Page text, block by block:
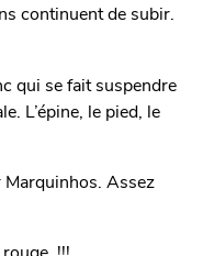
continuent de subir.
qui se fait suspendre
L’épine, le pied, le
Marquinhos. Assez
rouge !!!